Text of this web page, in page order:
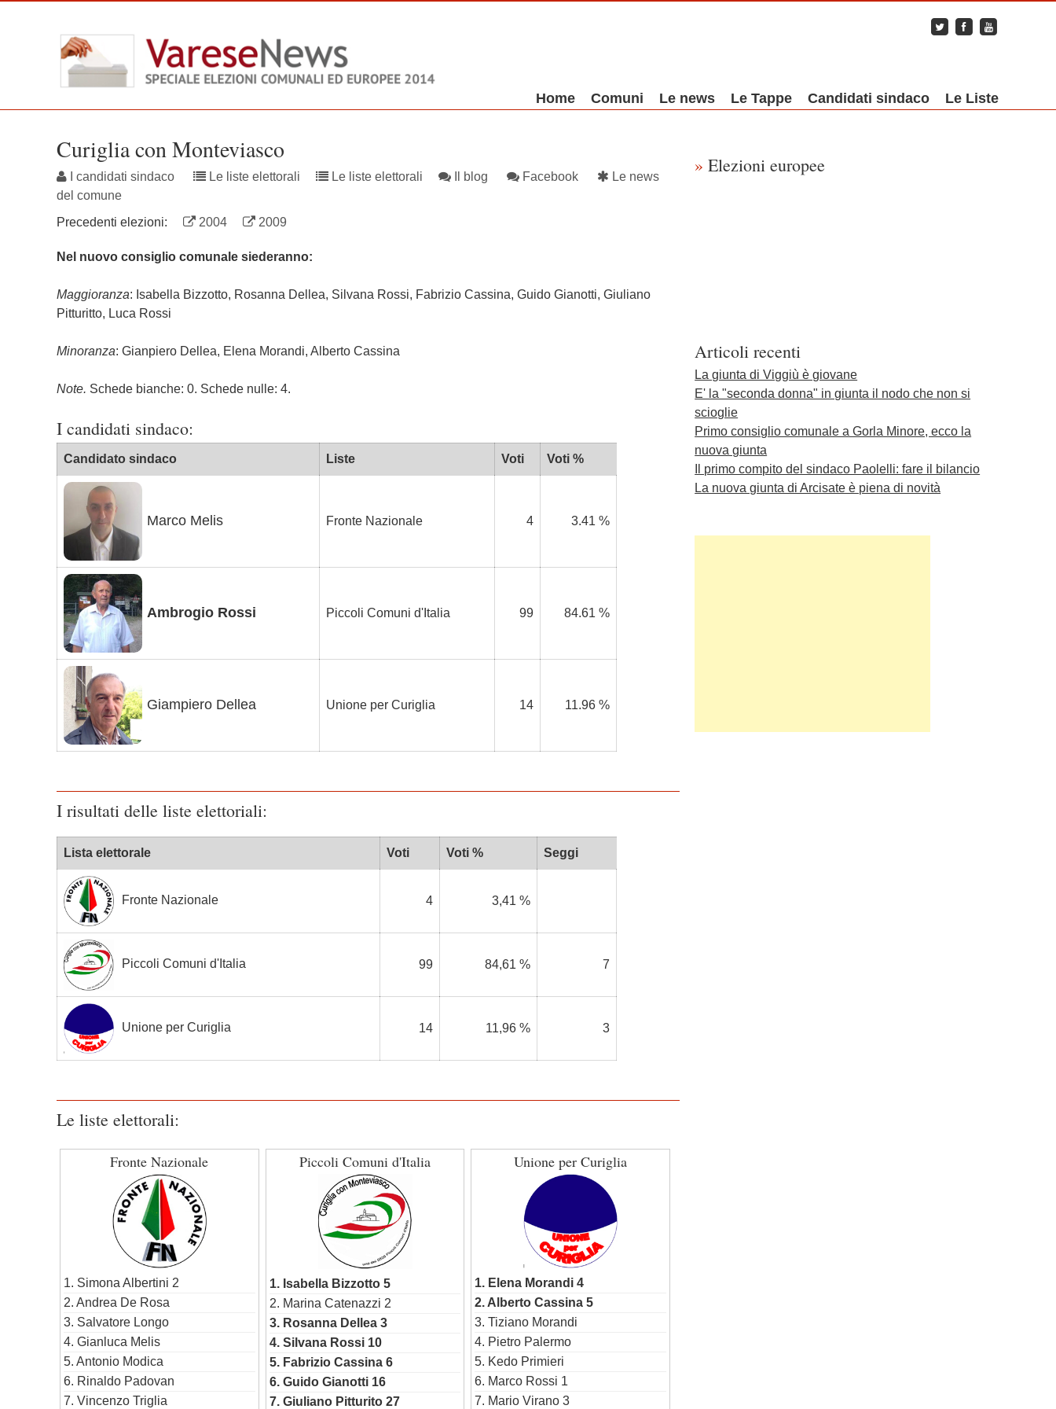
Menu
Skip to content
Home Comuni Le news Le Tappe Candidati sindaco Le Liste
Curiglia con Monteviasco
I candidati sindaco Le liste elettorali Le liste elettorali Il blog Facebook
Le news
del comune
Precedenti elezioni:
2004 2009
Nel nuovo consiglio comunale siederanno:
Maggioranza: Isabella Bizzotto, Rosanna Dellea, Silvana Rossi, Fabrizio Cassina, Guido Gianotti, Giuliano
Pitturitto, Luca Rossi
Minoranza: Gianpiero Dellea, Elena Morandi, Alberto Cassina
Note. Schede bianche: 0. Schede nulle: 4.
I candidati sindaco:
Candidato sindaco Liste Voti Voti %
Marco Melis Fronte Nazionale 4 3.41 %
Ambrogio Rossi Piccoli Comuni d'Italia 99 84.61 %
Giampiero Dellea Unione per Curiglia 14 11.96 %
I risultati delle liste elettoriali:
Lista elettorale Voti Voti % Seggi
Fronte Nazionale 4 3,41 %
Piccoli Comuni d'Italia 99 84,61 % 7
Unione per Curiglia 14 11,96 % 3
Le liste elettorali:
Fronte Nazionale
1. Simona Albertini 2
2. Andrea De Rosa
3. Salvatore Longo
4. Gianluca Melis
5. Antonio Modica
6. Rinaldo Padovan
7. Vincenzo Triglia
Piccoli Comuni d'Italia
1. Isabella Bizzotto 5
2. Marina Catenazzi 2
3. Rosanna Dellea 3
4. Silvana Rossi 10
5. Fabrizio Cassina 6
6. Guido Gianotti 16
7. Giuliano Pitturito 27
Unione per Curiglia
1. Elena Morandi 4
2. Alberto Cassina 5
3. Tiziano Morandi
4. Pietro Palermo
5. Kedo Primieri
6. Marco Rossi 1
7. Mario Virano 3
» Elezioni europee
Articoli recenti
La giunta di Viggiù è giovane
E' la "seconda donna" in giunta il nodo che non si
scioglie
Primo consiglio comunale a Gorla Minore, ecco la
nuova giunta
Il primo compito del sindaco Paolelli: fare il bilancio
La nuova giunta di Arcisate è piena di novità